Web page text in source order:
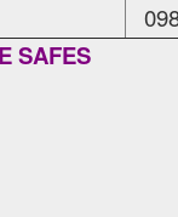
SAFES